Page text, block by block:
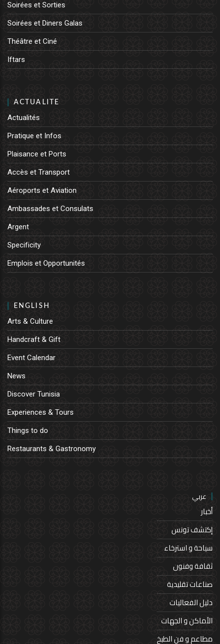
Soirées et Sorties
Soirées et Diners Galas
Théâtre et Ciné
Iftars
ACTUALITE
Actualités
Pratique et Infos
Plaisance et Ports
Accès et Transport
Aéroports et Aviation
Ambassades et Consulats
Argent
Specificity
Emplois et Opportunités
ENGLISH
Arts & Culture
Handcraft & Gift
Event Calendar
News
Discover Tunisia
Experiences & Tours
Things to do
Restaurants & Gastronomy
عربي
أخبار
إكتشف تونس
سياحة و استرخاء
ثقافة وفنون
صناعات تقليدية
دليل الفعاليات
الأماكن و الجهات
مطاعم و فن الطبخ